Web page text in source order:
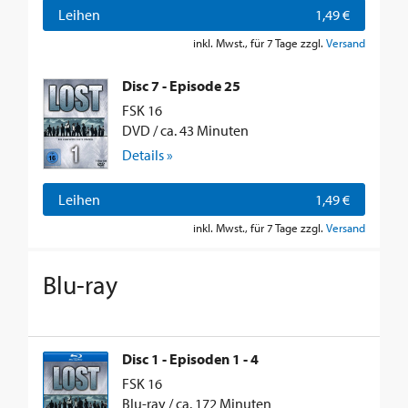
Leihen 1,49 €
inkl. Mwst., für 7 Tage zzgl. Versand
Disc 7 - Episode 25
FSK 16
DVD / ca. 43 Minuten
Details »
Leihen 1,49 €
inkl. Mwst., für 7 Tage zzgl. Versand
Blu-ray
Disc 1 - Episoden 1 - 4
FSK 16
Blu-ray / ca. 172 Minuten